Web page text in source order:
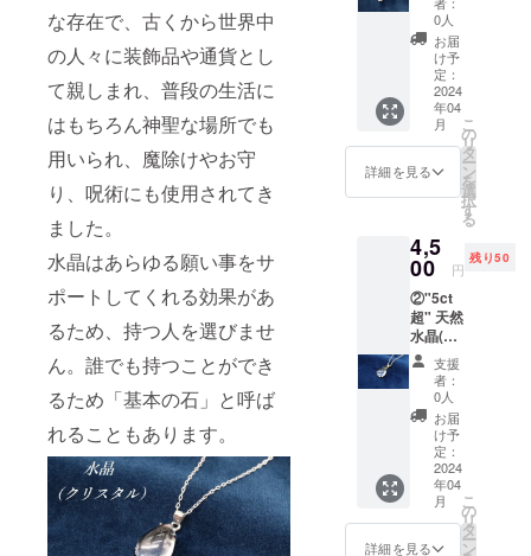
な存在で、古くから世界中
の人々に装飾品や通貨とし
て親しまれ、普段の生活に
はもちろん神聖な場所でも
用いられ、魔除けやお守
り、呪術にも使用されてき
ました。
水晶はあらゆる願い事をサ
ポートしてくれる効果があ
るため、持つ人を選びませ
ん。誰でも持つことができ
るため「基本の石」と呼ば
れることもあります。
バー
ネック
レス
【限定
50個】
■価格：
4,500円
■素材：
天然水
晶、
Silver9
■Main
Stone
クリス
タルの
大き
さ：縦
約
14mm×
横約
10mm
■ネック
レス内
周：
40cm ※
オリジ
ナル
ボック
0人
お届
け予
定：
2024
年04
月
詳細を見る
こ
の
リ
タ
ー
ン
を
選
択
す
る
4,5
00 円
残り50
②"5ct
超" 天然
水晶(ク
リスタ
ル) シル
バー
(18KGP
)ネック
レス
【限定
50個】
■価格：
4,500円
■素材：
支援
者：
0人
お届
け予
定：
2024
年04
月
詳細を見る
こ
の
リ
タ
ー
ン